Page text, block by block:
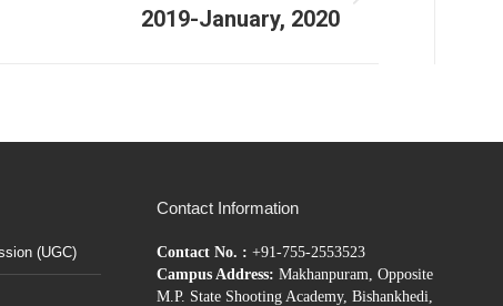
2019-January, 2020
(UGC)
Contact Information
Contact No. : +91-755-2553523
Campus Address: Makhanpuram, Opposite
M.P. State Shooting Academy, Bishankhedi,